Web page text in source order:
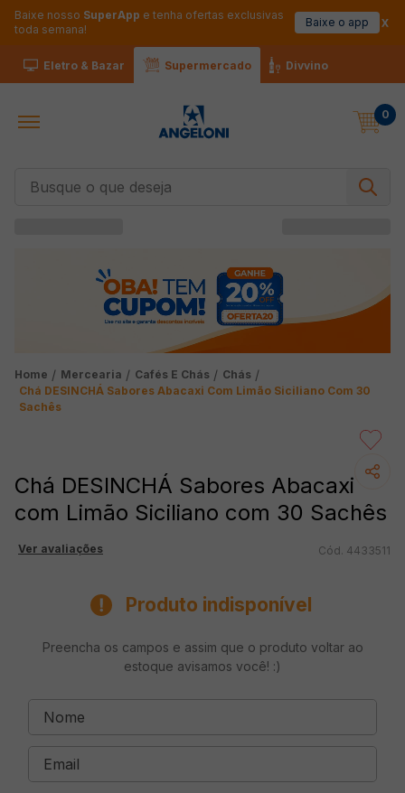
Baixe nosso SuperApp e tenha ofertas exclusivas
toda semana!
Baixe o app
Eletro & Bazar Supermercado Divvino
0
Mercearia Cafés E Chás
Chás
Chá DESINCHÁ Sabores Abacaxi Com Limão Siciliano Com 30
Sachês
Chá DESINCHÁ Sabores Abacaxi
com Limão Siciliano com 30 Sachês
Ver avaliações 4433511
Produto indisponível
Preencha os campos e assim que o produto voltar ao
estoque avisamos você! :)